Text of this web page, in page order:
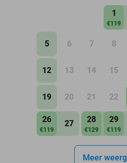
1
€119
5 6 7 8
12 13 14 15
19 20 21 22
26
€119
27 28
€129
29
€119
Meer